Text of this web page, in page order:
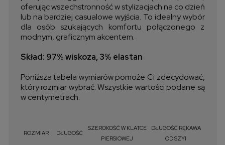
oferując wszechstronność w stylizacjach na co dzień
lub na bardziej casualowe wyjścia. To idealny wybór
dla osób szukających komfortu połączonego z
modnym, graficznym akcentem.
Skład: 97% wiskoza, 3% elastan
Poniższa tabela wymiarów pomoże Ci zdecydować,
który rozmiar wybrać. Wszystkie wartości podane są
w centymetrach.
ROZMIAR DŁUGOŚĆ
SZEROKOŚĆ W KLATCE
PIERSIOWEJ
DŁUGOŚĆ RĘKAWA
OD SZYI